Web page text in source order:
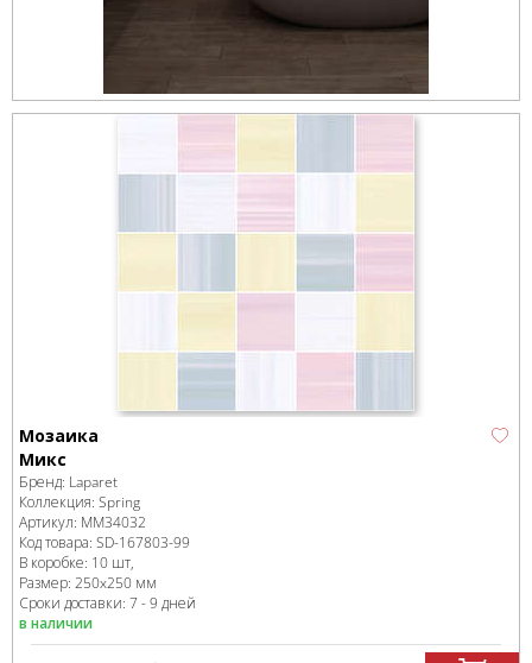
Мозаика
Микс
Бренд: Laparet
Коллекция: Spring
Артикул: MM34032
Код товара: SD-167803-99
В коробке: 10 шт,
Размер: 250x250 мм
Сроки доставки: 7 - 9 дней
в наличии